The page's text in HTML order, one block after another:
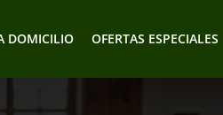
DOMICILIO OFERTAS ESPECIALES